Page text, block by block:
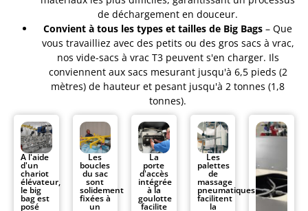
de déchargement en douceur.
Convient à tous les types et tailles de Big Bags – Que
vous travailliez avec des petits ou des gros sacs à vrac,
nos vide-sacs à vrac T3 peuvent s'en charger. Ils
conviennent aux sacs mesurant jusqu'à 6,5 pieds (2
mètres) de hauteur et pesant jusqu'à 2 tonnes (1,8
tonnes).
A l'aide
d'un
chariot
élévateur,
le big
bag est
posé
Les
boucles
du sac
sont
solidement
fixées à
un
La
porte
d'accès
intégrée
à la
goulotte
facilite
Les
palettes
de
massage
pneumatiques
facilitent
la